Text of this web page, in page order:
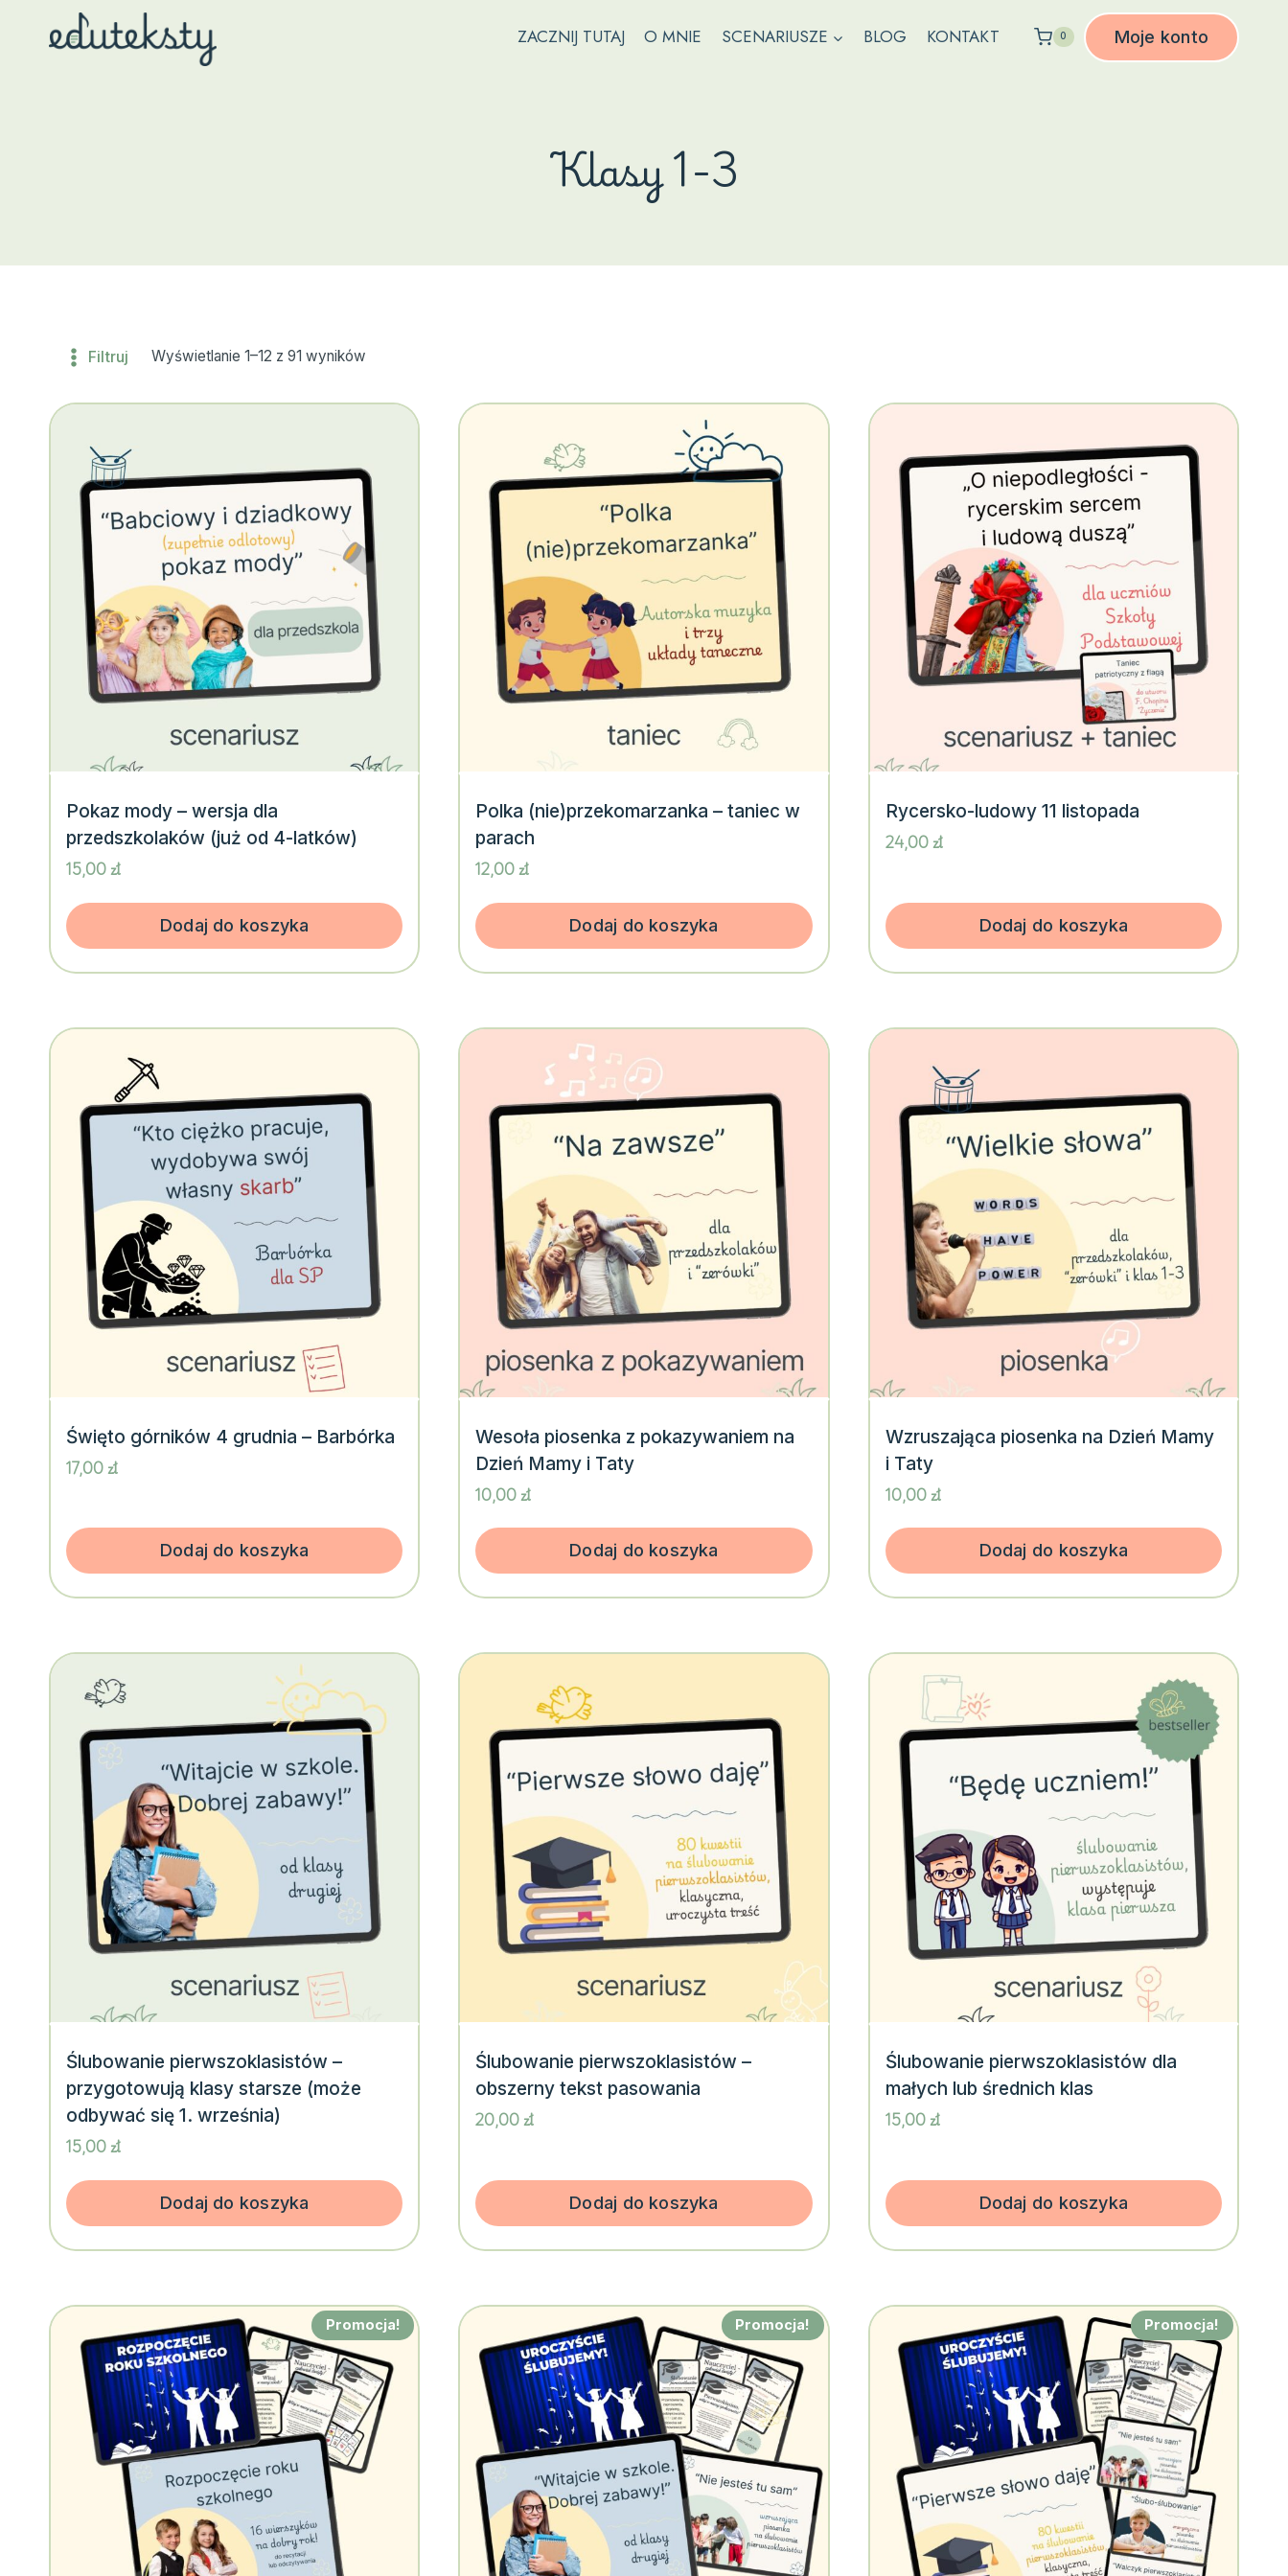
ZACZNIJ TUTAJ O MNIE SCENARIUSZE BLOG KONTAKT 0 Moje konto
Klasy 1-3
Filtruj Wyświetlanie 1–12 z 91 wyników
Pokaz mody – wersja dla
przedszkolaków (już od 4-latków)
15,00zł
Dodaj do koszyka
Polka (nie)przekomarzanka – taniec w
parach
12,00zł
Dodaj do koszyka
Rycersko-ludowy 11 listopada
24,00zł
Dodaj do koszyka
Święto górników 4 grudnia – Barbórka
17,00zł
Dodaj do koszyka
Wesoła piosenka z pokazywaniem na
Dzień Mamy i Taty
10,00zł
Dodaj do koszyka
Wzruszająca piosenka na Dzień Mamy
i Taty
10,00zł
Dodaj do koszyka
Ślubowanie pierwszoklasistów –
przygotowują klasy starsze (może
odbywać się 1. września)
15,00zł
Dodaj do koszyka
Ślubowanie pierwszoklasistów –
obszerny tekst pasowania
20,00zł
Dodaj do koszyka
Ślubowanie pierwszoklasistów dla
małych lub średnich klas
15,00zł
Dodaj do koszyka
Promocja! Promocja! Promocja!